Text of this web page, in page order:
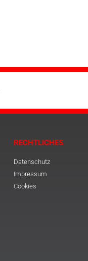
RECHTLICHES
Datenschutz
Impressum
Cookies